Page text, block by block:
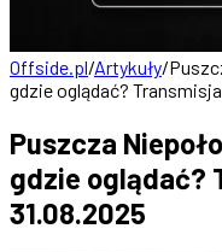
Offside.pl/Artykuły/
gdzie oglądać? Transmisja
Puszcza
gdzie oglądać?
31.08.2025